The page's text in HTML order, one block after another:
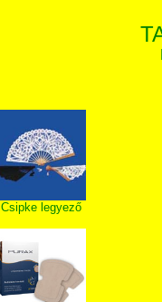
Csipke legyező